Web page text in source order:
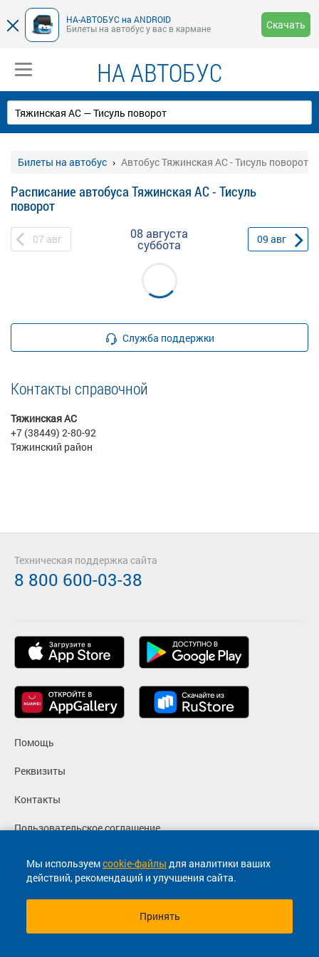
НА-АВТОБУС на ANDROID
Билеты на автобус у вас в кармане
Скачать
НА АВТОБУС
Билеты на автобус Автобус Тяжинская АС - Тисуль поворот
Расписание автобуса Тяжинская АС - Тисуль
поворот
07 авг 08 августа
суббота 09 авг
Служба поддержки
Контакты справочной
Тяжинская АС
+7 (38449) 2-80-92
Тяжинский район
Мы используемcookie-файлы для аналитики ваших
действий, рекомендаций и улучшения сайта.
Принять
Помощь
Реквизиты
Контакты
Пользовательское соглашение
Политика конфиденциальности
Согласие на маркетинговые сообщения
Техническая поддержка сайта
8 800 600-03-38
© 2013-2026, ООО "Капитал"- Онлайн сервис продажи